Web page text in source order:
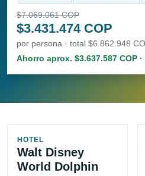
$7.069.061 COP
$3.431.474 COP
por persona · total $6.862.948
Ahorro aprox. $3.637.587 COP ·
HOTEL
Walt Disney
World Dolphin